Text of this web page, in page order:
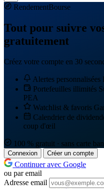
RendementBourse
Tout pour suivre
gratuitement
Créez votre compte en 30
Alertes personnalisées
Portefeuilles illimités
PEA
Watchlist & favoris
Calendrier de
coup d'œil
100 % gratuit · sans carte
Connexion Créer un compte
Continuer avec Google
ou par email
Adresse email